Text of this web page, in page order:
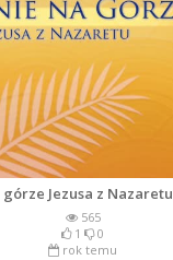
Jezusa z
565
1
0
rok temu